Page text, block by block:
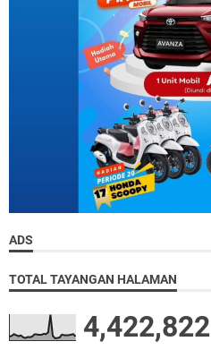
ADS
TOTAL TAYANGAN HALAMAN
4,422,822